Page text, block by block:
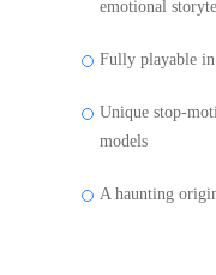
emotional
Fully playable
Unique stop-
models
A haunting